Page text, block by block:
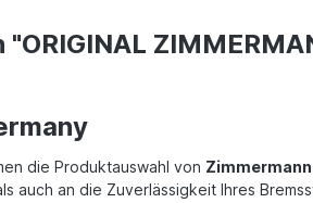
die Produktauswahl von
auch an die Zuverlässigkeit Ihres